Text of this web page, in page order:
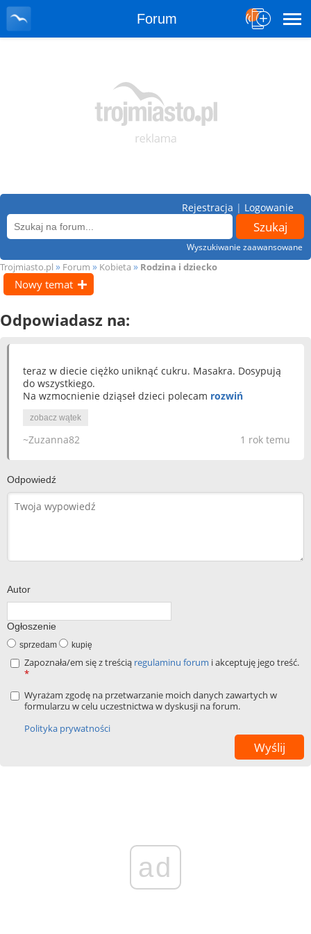
Forum
Wyszukiwanie zaawansowane
Rejestracja | Logowanie
Trojmiasto.pl » Forum » Kobieta » Rodzina i dziecko
Nowy temat
Odpowiadasz na:
teraz w diecie ciężko uniknąć cukru. Masakra. Dosypują
do wszystkiego.
Na wzmocnienie dziąseł dzieci polecam rozwiń
zobacz wątek
1 rok temu
~Zuzanna82
Odpowiedź
Autor
Ogłoszenie
sprzedam kupię
Zapoznała/em się z treścią regulaminu forum i akceptuję jego treść.
*
Wyrażam zgodę na przetwarzanie moich danych zawartych w
formularzu w celu uczestnictwa w dyskusji na forum.
Polityka prywatności
ad